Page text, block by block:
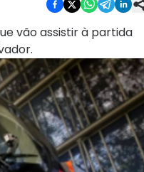
vão assistir à partida